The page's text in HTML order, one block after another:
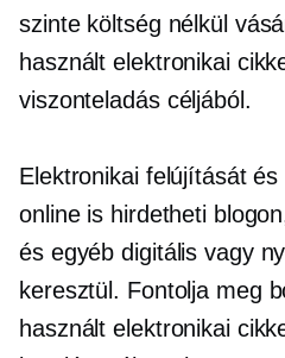
szinte költség nélkül
használt elektronikai
viszonteladás céljából.
Elektronikai felújítását
online is hirdetheti
és egyéb digitális vagy
keresztül. Fontolja meg
használt elektronikai